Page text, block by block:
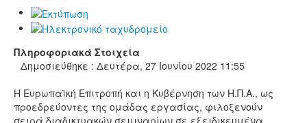
Πληροφοριακά Στοιχεία
Δημοσιεύθηκε : Δευτέρα, 27 Ιουνίου 2022 11:55
H Ευρωπαϊκή Επιτροπή και η Κυβέρνηση των Η.Π.Α., ως
προεδρεύοντες της ομάδας εργασίας, φιλοξενούν
σειρά διαδικτυακών σεμιναρίων σε εξειδικευμένα